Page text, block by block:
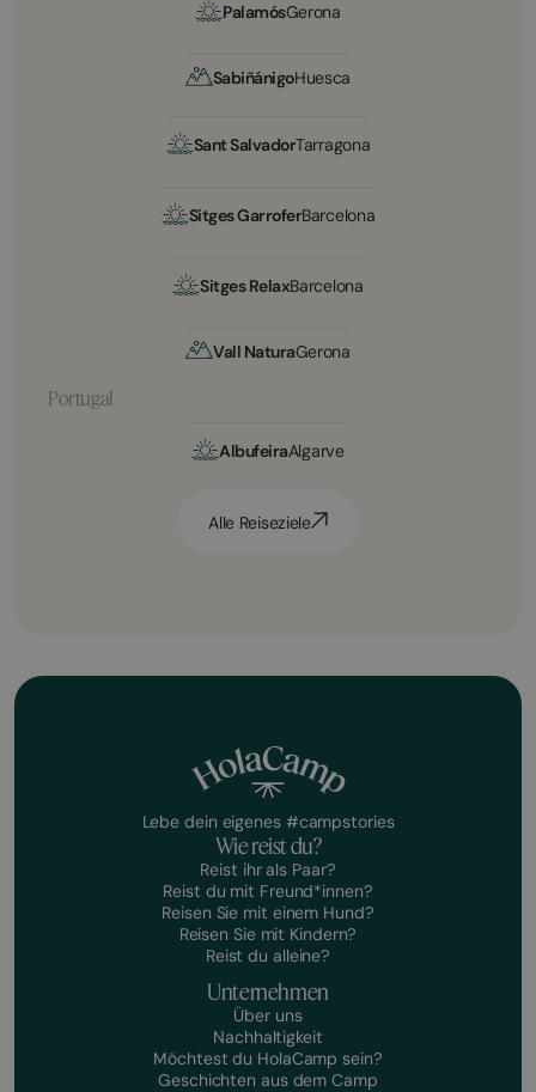
PalamósGerona
SabiñánigoHuesca
Sant SalvadorTarragona
Sitges GarroferBarcelona
Sitges RelaxBarcelona
Vall NaturaGerona
Portugal
AlbufeiraAlgarve
Alle Reiseziele
Lebe dein eigenes #campstories
Wie reist du?
Reist ihr als Paar?
Reist du mit Freund*innen?
Reisen Sie mit einem Hund?
Reisen Sie mit Kindern?
Reist du alleine?
Unternehmen
Über uns
Nachhaltigkeit
Möchtest du HolaCamp sein?
Geschichten aus dem Camp